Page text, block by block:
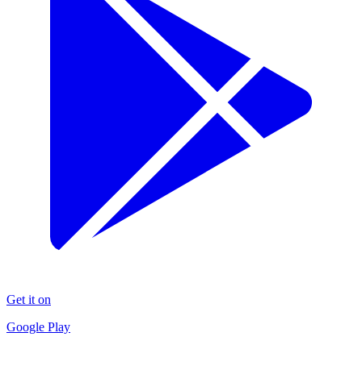
Get it on
Google Play